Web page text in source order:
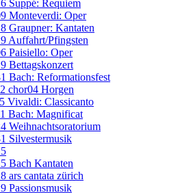
Suppé: Requiem
Monteverdi: Oper
Graupner: Kantaten
Auffahrt/Pfingsten
Paisiello: Oper
Bettagskonzert
Bach: Reformationsfest
chor04 Horgen
Vivaldi: Classicanto
Bach: Magnificat
Weihnachtsoratorium
Silvestermusik
Bach Kantaten
ars cantata zürich
Passionsmusik